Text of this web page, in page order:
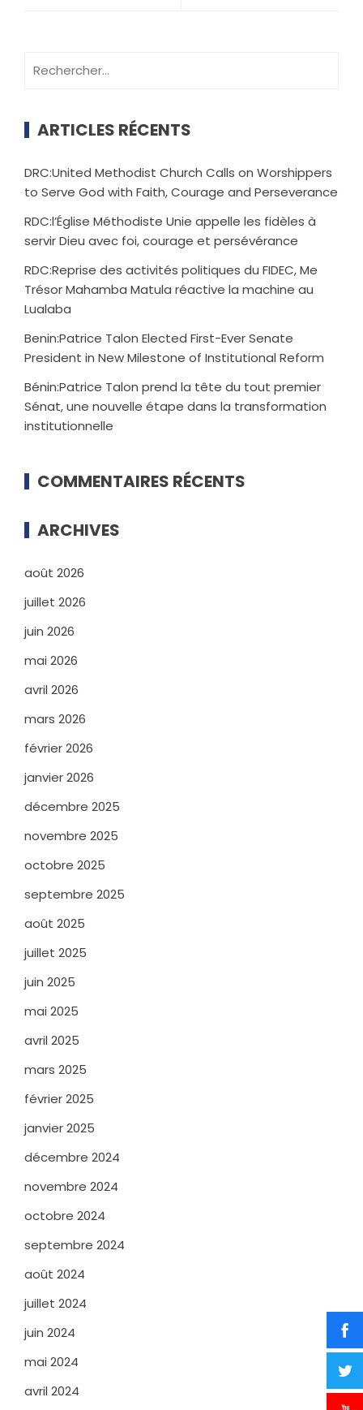
ARTICLES RÉCENTS
DRC:United Methodist Church Calls on Worshippers
to Serve God with Faith, Courage and Perseverance
RDC:l’Église Méthodiste Unie appelle les fidèles à
servir Dieu avec foi, courage et persévérance
RDC:Reprise des activités politiques du FIDEC, Me
Trésor Mahamba Matula réactive la machine au
Lualaba
Benin:Patrice Talon Elected First-Ever Senate
President in New Milestone of Institutional Reform
Bénin:Patrice Talon prend la tête du tout premier
Sénat, une nouvelle étape dans la transformation
institutionnelle
COMMENTAIRES RÉCENTS
ARCHIVES
août 2026
juillet 2026
juin 2026
mai 2026
avril 2026
mars 2026
février 2026
janvier 2026
décembre 2025
novembre 2025
octobre 2025
septembre 2025
août 2025
juillet 2025
juin 2025
mai 2025
avril 2025
mars 2025
février 2025
janvier 2025
décembre 2024
novembre 2024
octobre 2024
septembre 2024
août 2024
juillet 2024
juin 2024
mai 2024
avril 2024